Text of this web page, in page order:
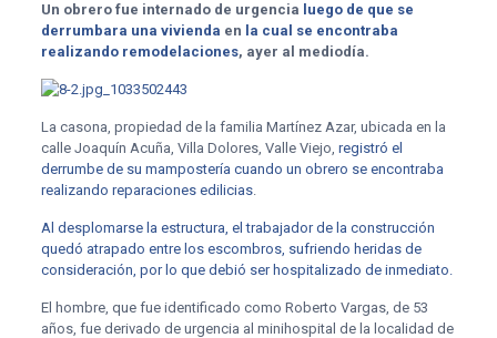
Un obrero fue internado de urgencia luego de que se
derrumbara una vivienda en la cual se encontraba
realizando remodelaciones, ayer al mediodía.
La casona, propiedad de la familia Martínez Azar, ubicada en la
calle Joaquín Acuña, Villa Dolores, Valle Viejo, registró el
derrumbe de su mampostería cuando un obrero se encontraba
realizando reparaciones edilicias.
Al desplomarse la estructura, el trabajador de la construcción
quedó atrapado entre los escombros, sufriendo heridas de
consideración, por lo que debió ser hospitalizado de inmediato.
El hombre, que fue identificado como Roberto Vargas, de 53
años, fue derivado de urgencia al minihospital de la localidad de